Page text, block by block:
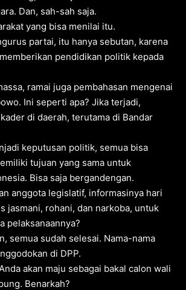
Dan, sah-sah saja.
yang bisa menilai itu.
partai, itu hanya sebutan, karena
pendidikan politik kepada
ramai juga pembahasan mengenai
Ini seperti apa? Jika terjadi,
di daerah, terutama di Bandar
keputusan politik, semua bisa
tujuan yang sama untuk
Bisa saja bergandengan.
anggota legislatif, informasinya hari
jasmani, rohani, dan narkoba, untuk
pelaksanaannya?
semua sudah selesai. Nama-nama
di DPP.
akan maju sebagai bakal calon wali
Benarkah?